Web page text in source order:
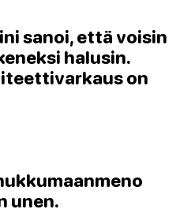
sanoi, että voisin
halusin.
on
unen.